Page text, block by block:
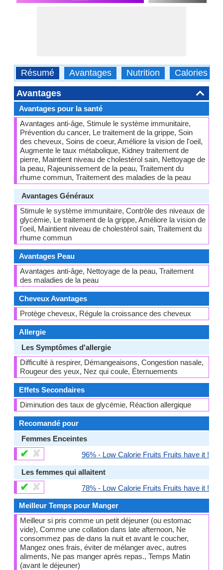
Résumé Avantages Nutrition Calories
Avantages
Avantages pour la santé
Avantages anti-âge, Stimule le système immunitaire,
Prévention du cancer, Le traitement de la grippe, Soin
des cheveux, Soins de coeur, Améliore la vision de l'oeil,
Augmente le taux métabolique, Kidney traitement de
pierre, Maintient niveau de cholestérol sain, Nettoyage de
la peau, Rajeunissement de la peau, Traitement du
rhume commun, Traitement des maladies de la peau
Avantages Généraux
Stimule le système immunitaire, Contrôle des niveaux de
glycémie, Le traitement de la grippe, Améliore la vision de
l'oeil, Maintient niveau de cholestérol sain, Traitement du
rhume commun
Avantages Peau
Avantages anti-âge, Nettoyage de la peau, Traitement
des maladies de la peau
Cheveux Avantages
Protège cheveux, Régule la croissance des cheveux
Allergie
Les Symptômes d'allergie
Difficulté à respirer, Démangeaisons, Congestion nasale,
Rougeur des yeux, Nez qui coule, Éternuements
Effets Secondaires
Diminution des taux de glycémie, Réaction allergique
Recomandé pour
Femmes Enceintes
✔ ✘ 96% - Low Calorie Fruits Fruits have it !
Les femmes qui allaitent
✔ ✘ 78% - Low Calorie Fruits Fruits have it !
Meilleur Temps pour Manger
Meilleur si pris comme un petit déjeuner (ou estomac
vide), Comme une collation dans late afternoon, Ne
consommez pas de dans la nuit et avant le coucher,
Mangez ones frais, éviter de mélanger avec, autres
aliments, Ne pas manger après repas., Temps Matin
(avant le déjeuner)